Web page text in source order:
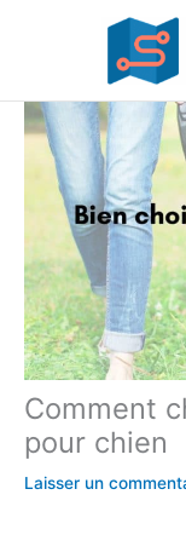
Comment
pour chien
Laisser un